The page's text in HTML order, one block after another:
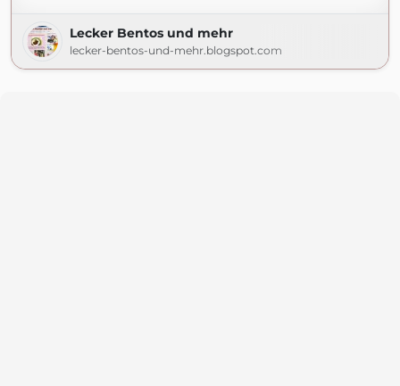
Lecker Bentos und mehr
lecker-bentos-und-mehr.blogspot.com